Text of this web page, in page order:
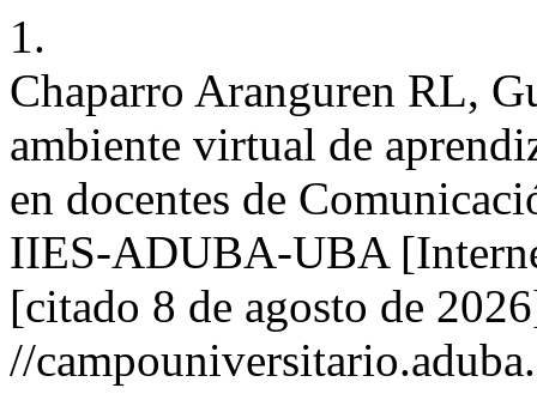
1.
Chaparro Aranguren RL,
ambiente virtual de
en docentes de
IIES-ADUBA-UBA
[citado 8 de agosto de
//